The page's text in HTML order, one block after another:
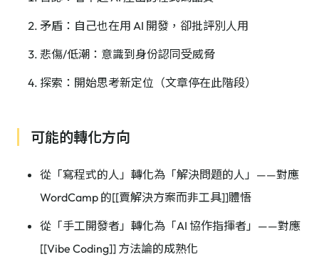
矛盾：自己也在用 AI 開發，卻批評別人用
悲傷/低潮：意識到身份認同受威脅
探索：開始思考新定位（文章停在此階段）
可能的轉化方向
從「寫程式的人」轉化為「解決問題的人」——對應
WordCamp 的[[賣解決方案而非工具]]體悟
從「手工開發者」轉化為「AI 協作指揮者」——對應
[[Vibe Coding]] 方法論的成熟化